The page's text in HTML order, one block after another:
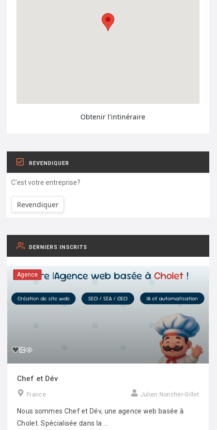
Obtenir l'intinéraire
REVENDIQUER
C'est votre entreprise?
Revendiquer
DERNIERS INSCRITS
Agence
Chef et Dév
France Julien Noncher-Gillet
Nous sommes Chef et Dév, une agence web basée à
Cholet. Spécialisée dans la ...